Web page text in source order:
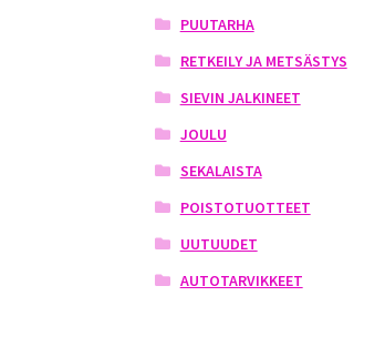
PUUTARHA
RETKEILY JA METSÄSTYS
SIEVIN JALKINEET
JOULU
SEKALAISTA
POISTOTUOTTEET
UUTUUDET
AUTOTARVIKKEET